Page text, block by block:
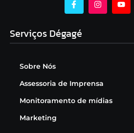
Serviços Dégagé
Sobre Nós
Assessoria de Imprensa
Monitoramento de mídias
Marketing